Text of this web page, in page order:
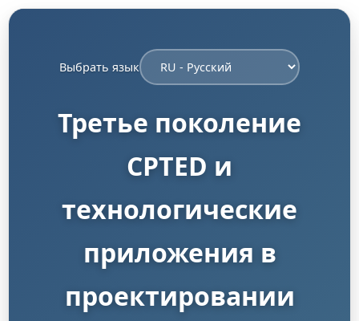
Выбрать язык
Третье поколение
CPTED и
технологические
приложения в
проектировании